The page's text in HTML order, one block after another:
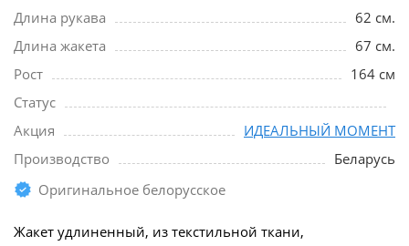
Длина рукава
62 см.
Длина жакета
67 см.
Рост
164 см
Статус
Акция
ИДЕАЛЬНЫЙ МОМЕНТ
Производство
Беларусь
Оригинальное белорусское
Жакет удлиненный, из текстильной ткани,